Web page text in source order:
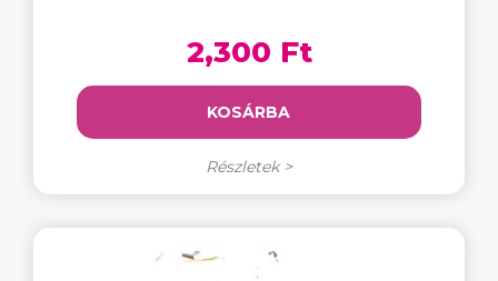
2,300 Ft
KOSÁRBA
Részletek >